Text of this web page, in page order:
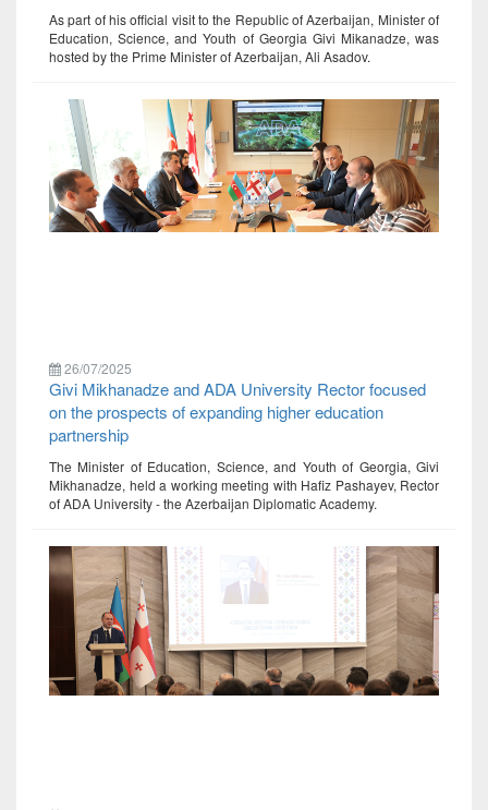
As part of his official visit to the Republic of Azerbaijan, Minister of
Education, Science, and Youth of Georgia Givi Mikanadze, was
hosted by the Prime Minister of Azerbaijan, Ali Asadov.
26/07/2025
Givi Mikhanadze and ADA University Rector focused
on the prospects of expanding higher education
partnership
The Minister of Education, Science, and Youth of Georgia, Givi
Mikhanadze, held a working meeting with Hafiz Pashayev, Rector
of ADA University - the Azerbaijan Diplomatic Academy.